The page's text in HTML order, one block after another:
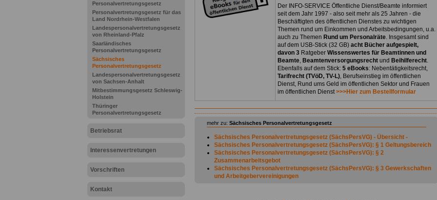
Personalvertretungsgesetz
Personalvertretungsgesetz für das
Land Nordrhein-Westfalen
Landespersonalvertretungsgesetz
von Rheinland-Pfalz
Saarländisches
Personalvertretungsgesetz
Sächsisches
Personalvertretungsgesetz
Landespersonalvertretungsgesetz
von Sachsen-Anhalt
Mitbestimmungsgesetz Schleswig-
Holstein
Thüringer
Personalvertretungsgesetz
Betriebsrat
Interessenvertretungen
Vorschriften
Kontakt
Der INFO-SERVICE Öffentliche Dienst/Beamte informiert
seit dem Jahr 1997 - also seit mehr als 25 Jahren - die
Beschäftigten des öffentlichen Dienstes zu wichtigen
Themen rund um Einkommen und Arbeitsbedingungen, u.a.
auch zu Themen Rund um Personalräte. Insgesamt sind
auf dem USB-Stick (32 GB) acht Bücher aufgespielt,
davon 3 Ratgeber Wissenswertes für Beamtinnen und
Beamte, Beamtenversorgungsrecht und Beihilferecht.
Ebenfalls auf dem Stick: 5 eBooks: Nebentätigkeitsrecht,
Tarifrecht (TVöD, TV-L), Berufseinstieg im öffentlichen
Dienst, Rund ums Geld im öffentlichen Sektor und Frauen
im öffentlichen Dienst>>>Hier zum Bestellformular
mehr zu: Sächsisches Personalvertretungsgesetz
Sächsisches Personalvertretungsgesetz (SächsPersVG) - Übersicht -
Sächsisches Personalvertretungsgesetz (SächsPersVG): § 1 Geltungsbereich
Sächsisches Personalvertretungsgesetz (SächsPersVG): § 2
Zusammenarbeitsgebot
Sächsisches Personalvertretungsgesetz (SächsPersVG): § 3 Gewerkschaften
und Arbeitgebervereinigungen